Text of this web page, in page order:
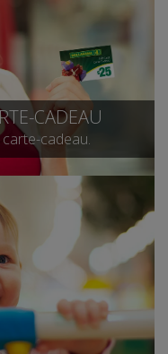
CADEAU
cadeau.